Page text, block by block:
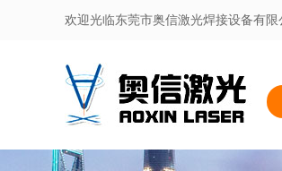
欢迎光临东莞市奥信激光焊接设备有限